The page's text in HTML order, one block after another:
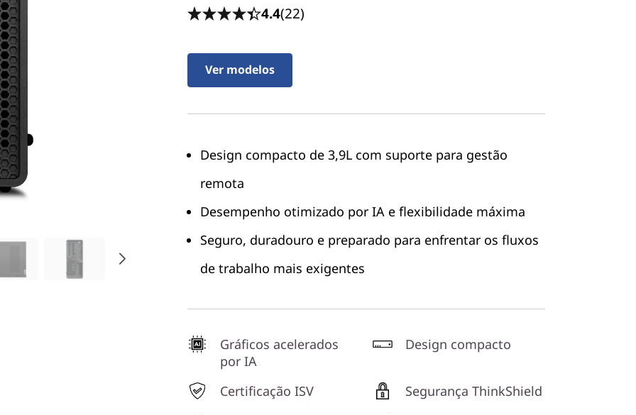
4.4(22)
Ver modelos
Design compacto de 3,9L com suporte para gestão
remota
Desempenho otimizado por IA e flexibilidade máxima
Seguro, duradouro e preparado para enfrentar os fluxos
de trabalho mais exigentes
Gráficos acelerados
por IA
Design compacto
Certificação ISV
Segurança ThinkShield